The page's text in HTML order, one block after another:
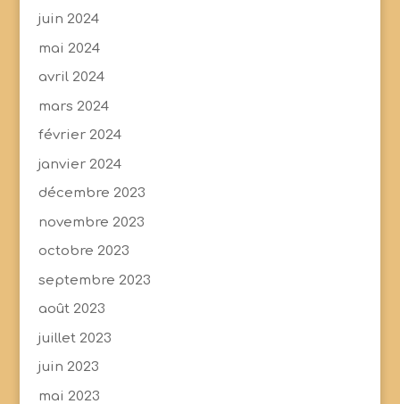
juin 2024
mai 2024
avril 2024
mars 2024
février 2024
janvier 2024
décembre 2023
novembre 2023
octobre 2023
septembre 2023
août 2023
juillet 2023
juin 2023
mai 2023